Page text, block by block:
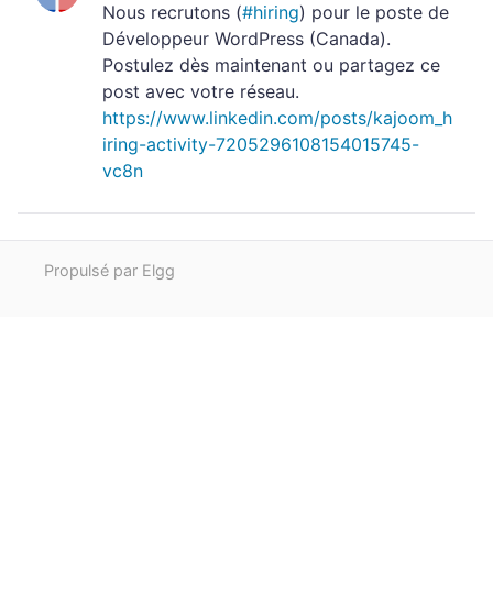
Nous recrutons (#hiring) pour le poste de
Développeur WordPress (Canada).
Postulez dès maintenant ou partagez ce
post avec votre réseau.
https://www.linkedin.com/posts/kajoom_h
iring-activity-7205296108154015745-
vc8n
Propulsé par Elgg